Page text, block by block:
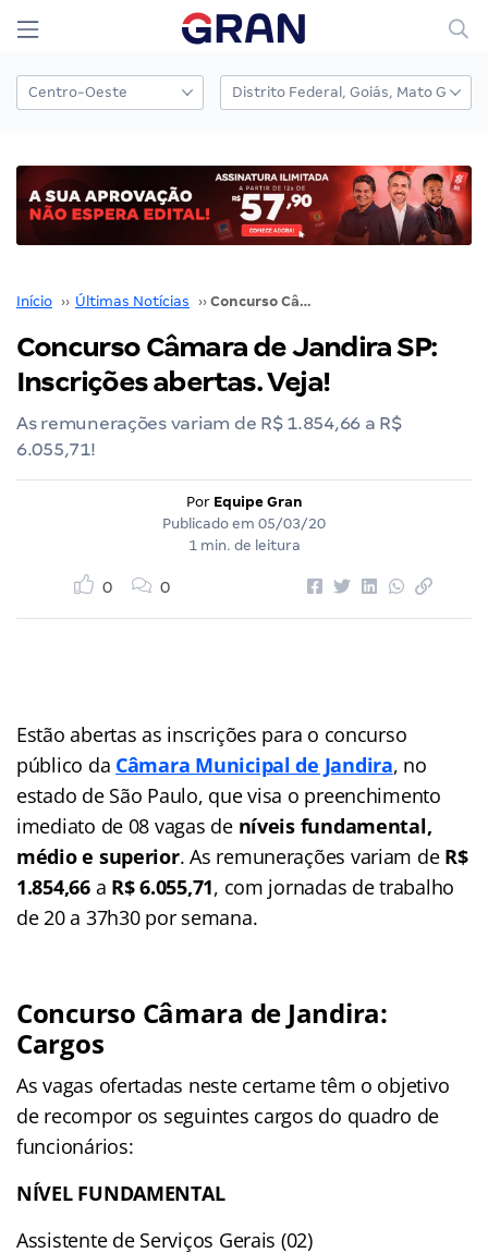
Início ›› Últimas Notícias ›› Concurso Câmara de Jandira SP: Inscrições abertas. Veja!
Concurso Câmara de Jandira SP:
Inscrições abertas. Veja!
As remunerações variam de R$ 1.854,66 a R$
6.055,71!
Por Equipe Gran
Publicado em 05/03/20
1 min. de leitura
0 0
Estão abertas as inscrições para o concurso
público da Câmara Municipal de Jandira, no
estado de São Paulo, que visa o preenchimento
imediato de 08 vagas de níveis fundamental,
médio e superior. As remunerações variam de R$
1.854,66a R$ 6.055,71, com jornadas de trabalho
de 20 a 37h30 por semana.
Concurso Câmara de Jandira:
Cargos
As vagas ofertadas neste certame têm o objetivo
de recompor os seguintes cargos do quadro de
funcionários:
NÍVEL FUNDAMENTAL
Assistente de Serviços Gerais (02)